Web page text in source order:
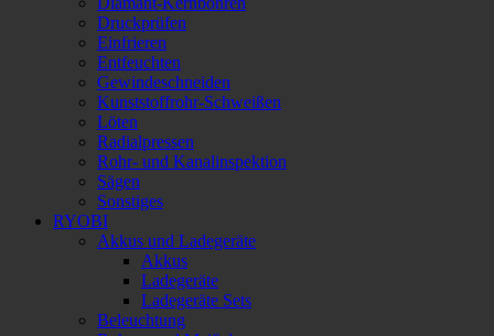
Druckprüfen
Einfrieren
Entfeuchten
Gewindeschneiden
Kunststoffrohr-Schweißen
Löten
Radialpressen
Rohr- und Kanalinspektion
Sägen
Sonstiges
RYOBI
Akkus und Ladegeräte
Akkus
Ladegeräte
Ladegeräte Sets
Beleuchtung